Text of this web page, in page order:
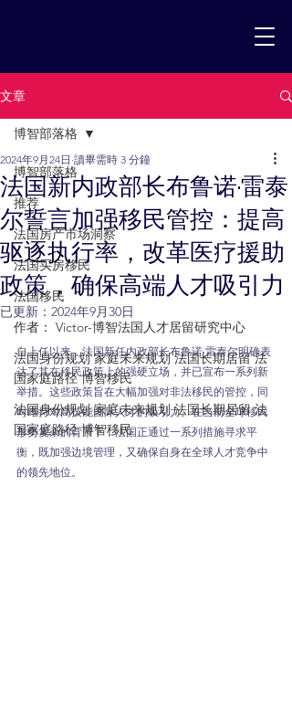
文章
博智部落格
推荐
法国房产市场洞察
法国买房移民
法国移民
作者： Victor-博智法国人才居留研究中心
法国身份规划 家庭未来规划 法国长期居留 法
国家庭路径 博智移民
法国身份规划 家庭未来规划 法国长期居留 法
国家庭路径 博智移民
博智部落格
法国新内政部长布鲁诺·雷泰
尔誓言加强移民管控：提高
驱逐执行率，改革医疗援助
政策，确保高端人才吸引力
2024年9月24日 讀畢需時 3 分鐘
已更新： 2024年9月30日
自上任以来，法国新任内政部长布鲁诺·雷泰尔明确表
达了其在移民政策上的强硬立场，并已宣布一系列新
举措。这些政策旨在大幅加强对非法移民的管控，同
时维持对高技能国际人才的吸引力。在当前全球移民
形势复杂的背景下，法国正通过一系列措施寻求平
衡，既加强边境管理，又确保自身在全球人才竞争中
的领先地位。